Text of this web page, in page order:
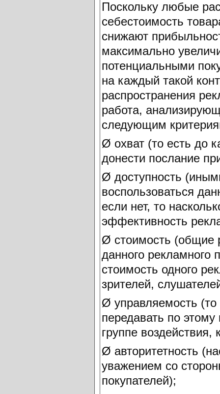
Поскольку любые
себестоимость
снижают
максимально
потенциальными
на каждый такой
распространения
работа,
следующим
Ø охват (то есть до
донести послание
Ø доступность
воспользоваться
если нет, то
эффективность
Ø стоимость (общие
данного рекламного
стоимость одного
зрителей,
Ø управляемость (то
передавать по
группе воздействия,
Ø авторитетность
уважением со
покупателей);